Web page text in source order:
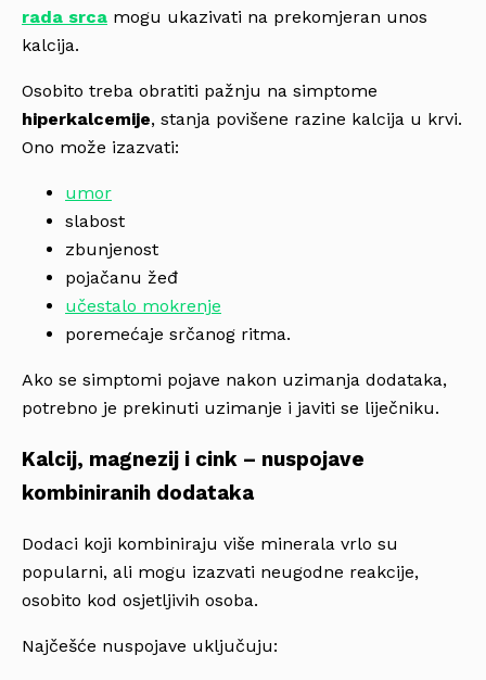
rada srca mogu ukazivati na prekomjeran unos
kalcija.
Osobito treba obratiti pažnju na simptome
hiperkalcemije, stanja povišene razine kalcija u krvi.
Ono može izazvati:
umor
slabost
zbunjenost
pojačanu žeđ
učestalo mokrenje
poremećaje srčanog ritma.
Ako se simptomi pojave nakon uzimanja dodataka,
potrebno je prekinuti uzimanje i javiti se liječniku.
Kalcij, magnezij i cink – nuspojave
kombiniranih dodataka
Dodaci koji kombiniraju više minerala vrlo su
popularni, ali mogu izazvati neugodne reakcije,
osobito kod osjetljivih osoba.
Najčešće nuspojave uključuju: